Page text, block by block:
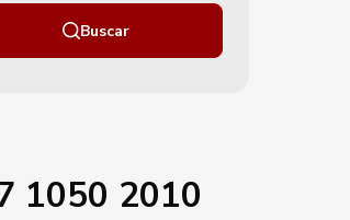
Buscar
1050 2010